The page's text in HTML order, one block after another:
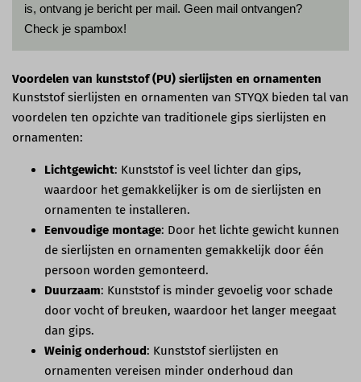
is, ontvang je bericht per mail. Geen mail ontvangen?
Check je spambox!
Voordelen van kunststof (PU) sierlijsten en ornamenten
Kunststof sierlijsten en ornamenten van STYQX bieden tal van
voordelen ten opzichte van traditionele gips sierlijsten en
ornamenten:
Lichtgewicht: Kunststof is veel lichter dan gips,
waardoor het gemakkelijker is om de sierlijsten en
ornamenten te installeren.
Eenvoudige montage: Door het lichte gewicht kunnen
de sierlijsten en ornamenten gemakkelijk door één
persoon worden gemonteerd.
Duurzaam: Kunststof is minder gevoelig voor schade
door vocht of breuken, waardoor het langer meegaat
dan gips.
Weinig onderhoud: Kunststof sierlijsten en
ornamenten vereisen minder onderhoud dan